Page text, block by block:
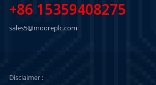
+86 15359408275
sales5@mooreplc.com
Disclaimer :